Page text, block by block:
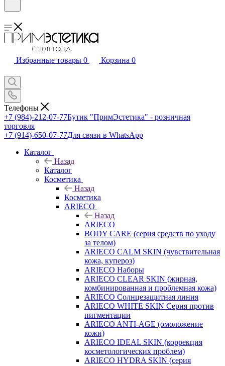
Избранные товары 0 Корзина 0
Телефоны
+7 (984)-212-07-77Бутик "ПримЭстетика" - розничная
торговля
+7 (914)-650-07-77Для связи в WhatsApp
Каталог
Назад
Каталог
Косметика
Назад
Косметика
ARIECO
Назад
ARIECO
BODY CARE (серия средств по уходу
за телом)
ARIECO CALM SKIN (чувствительная
кожа, купероз)
ARIECO Наборы
ARIECO CLEAR SKIN (жирная,
комбинированная и проблемная кожа)
ARIECO Солнцезащитная линия
ARIECO WHITE SKIN Серия против
пигментации
ARIECO ANTI-AGE (омоложение
кожи)
ARIECO IDEAL SKIN (коррекция
косметологических проблем)
ARIECO HYDRA SKIN (серия